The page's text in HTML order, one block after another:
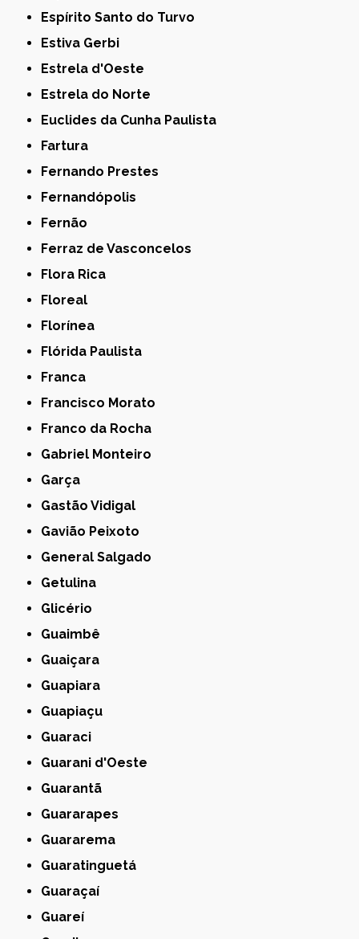
Espírito Santo do Turvo
Estiva Gerbi
Estrela d'Oeste
Estrela do Norte
Euclides da Cunha Paulista
Fartura
Fernando Prestes
Fernandópolis
Fernão
Ferraz de Vasconcelos
Flora Rica
Floreal
Florínea
Flórida Paulista
Franca
Francisco Morato
Franco da Rocha
Gabriel Monteiro
Garça
Gastão Vidigal
Gavião Peixoto
General Salgado
Getulina
Glicério
Guaimbê
Guaiçara
Guapiara
Guapiaçu
Guaraci
Guarani d'Oeste
Guarantã
Guararapes
Guararema
Guaratinguetá
Guaraçaí
Guareí